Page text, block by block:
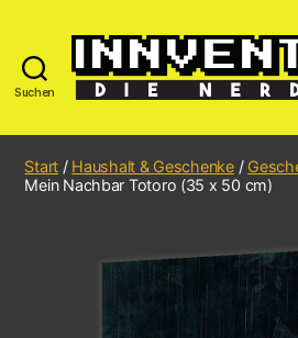
Suchen
Start / Haushalt & Geschenke/
Mein Nachbar Totoro (35 x 50 cm)